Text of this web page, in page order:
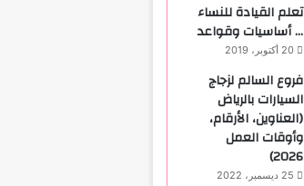
تعلم القيادة للنساء
… أساسيات وقواعد
20 أكتوبر، 2019
فروع السالم لزجاج
السيارات بالرياض
(العناوين، الأرقام،
وأوقات العمل
2026)
25 ديسمبر، 2022